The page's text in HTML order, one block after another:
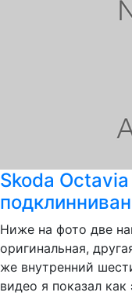
Skoda
Ниже на фото две
оригинальная,
же внутренний
видео я показал